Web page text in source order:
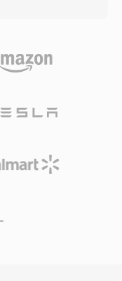
smart TV,
tuntutan
besar untuk
dari
berbasis
terbuka dan
dalam format
file VOB
sebagai
file ini